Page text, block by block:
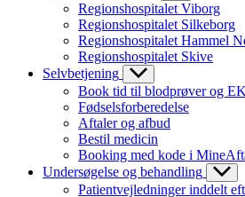
Regionshospitalet Viborg
Regionshospitalet Silkeborg
Regionshospitalet Hammel
Regionshospitalet Skive
Selvbetjening
Book tid til blodprøver og
Fødselsforberedelse
Aftaler og afbud
Bestil medicin
Booking med kode i
Undersøgelse og behandling
Patientvejledninger inddelt